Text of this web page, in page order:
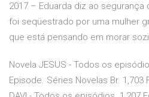
2017 – Eduarda diz ao
foi seqüestrado por uma mulher
que está pensando em morar
Novela JESUS - Todos os
Episode. Séries Novelas Br. 1,703